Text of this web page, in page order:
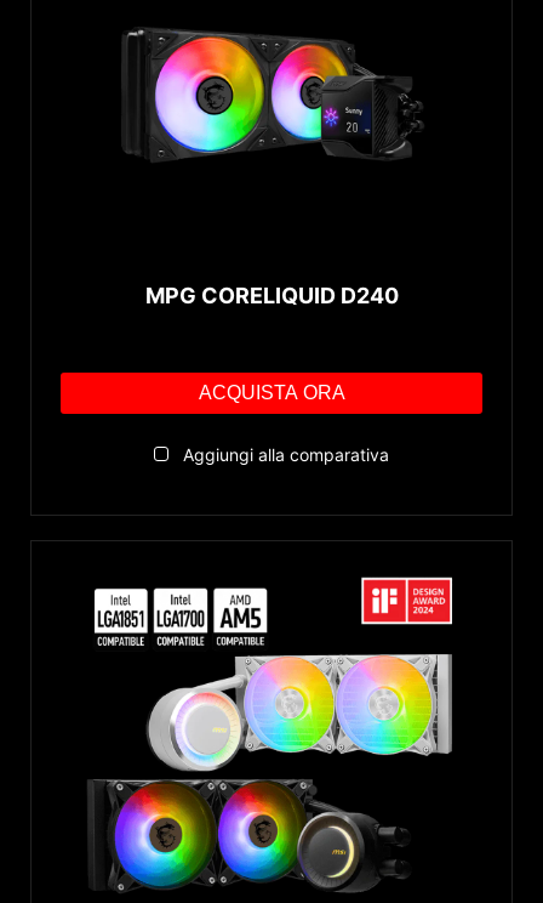
MPG CORELIQUID D240
ACQUISTA ORA
Aggiungi alla comparativa